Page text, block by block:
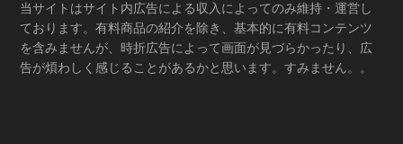
当サイトはサイト内広告による収入によってのみ維持・運営し
ております。有料商品の紹介を除き、基本的に有料コンテンツ
を含みませんが、時折広告によって画面が見づらかったり、広
告が煩わしく感じることがあるかと思います。すみません。。